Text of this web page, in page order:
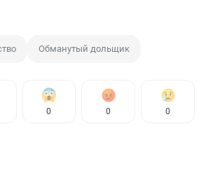
Обманутый дольщик
0 0 0